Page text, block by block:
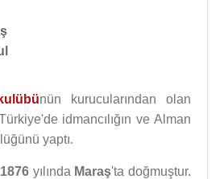
nün kurucularından olan
idmancılığın ve Alman
yaptı.
1876 yılında Maraş'ta doğmuştur.